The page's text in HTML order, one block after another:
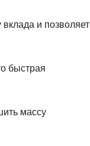
и позволяет
быстрая
массу